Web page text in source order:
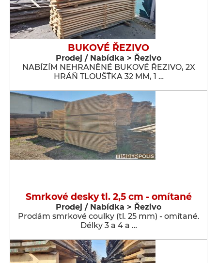
BUKOVÉ ŘEZIVO
Prodej / Nabídka > Řezivo
NABÍZÍM NEHRANĚNÉ BUKOVÉ ŘEZIVO, 2X
HRÁŇ TLOUŠŤKA 32 MM, 1 …
Smrkové desky tl. 2,5 cm - omítané
Prodej / Nabídka > Řezivo
Prodám smrkové coulky (tl. 25 mm) - omítané.
Délky 3 a 4 a …